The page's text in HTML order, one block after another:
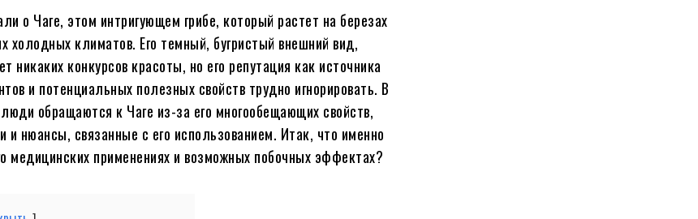
о Чаге, этом интригующем грибе, который растет на березах
холодных климатов. Его темный, бугристый внешний вид,
никаких конкурсов красоты, но его репутация как источника
и потенциальных полезных свойств трудно игнорировать. В
обращаются к Чаге из-за его многообещающих свойств,
и нюансы, связанные с его использованием. Итак, что именно
медицинских применениях и возможных побочных эффектах?